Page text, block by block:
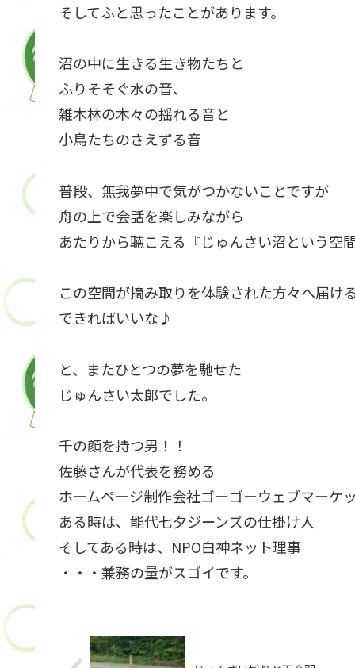
そしてふと思ったことがあります。
沼の中に生きる生き物たちと
ふりそそぐ水の音、
雑木林の木々の揺れる音と
小鳥たちのさえずる音
普段、無我夢中で気がつかないことですが
舟の上で会話を楽しみながら
あたりから聴こえる『じゅんさい沼という空間
この空間が摘み取りを体験された方々へ届け
できればいいな♪
と、またひとつの夢を馳せた
じゅんさい太郎でした。
千の顔を持つ男！！
佐藤さんが代表を務める
ホームページ制作会社ゴーゴーウェブマーケ
ある時は、能代七夕ジーンズの仕掛け人
そしてある時は、NPO白神ネット理事
・・・兼務の量がスゴイです。